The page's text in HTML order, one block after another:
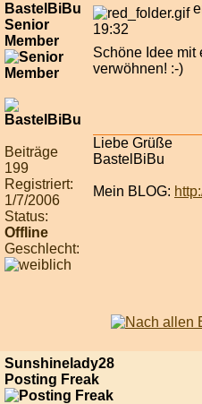
BastelBiBu
Senior
Member
Beiträge
199
Registriert:
1/7/2006
Status:
Offline
Geschlecht:
19:32
Schöne Idee mit
verwöhnen! :-)
Liebe Grüße
BastelBiBu
Mein BLOG:
Sunshinelady28
Posting Freak